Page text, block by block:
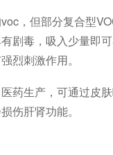
但部分复合型
剧毒，吸入少量即
烈刺激作用。
生产，可通过皮肤
伤肝肾功能。